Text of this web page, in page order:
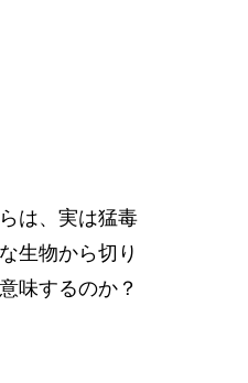
は、実は猛毒
生物から切り
味するのか？